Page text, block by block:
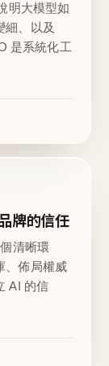
明大模型如
細、以及
是系統化工
牌的信任
清晰環
、佈局權威
AI 的信